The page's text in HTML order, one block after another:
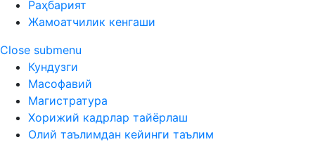
Раҳбарият
Жамоатчилик кенгаши
Close submenu
Кундузги
Масофавий
Магистратура
Хорижий кадрлар тайёрлаш
Олий таълимдан кейинги таълим